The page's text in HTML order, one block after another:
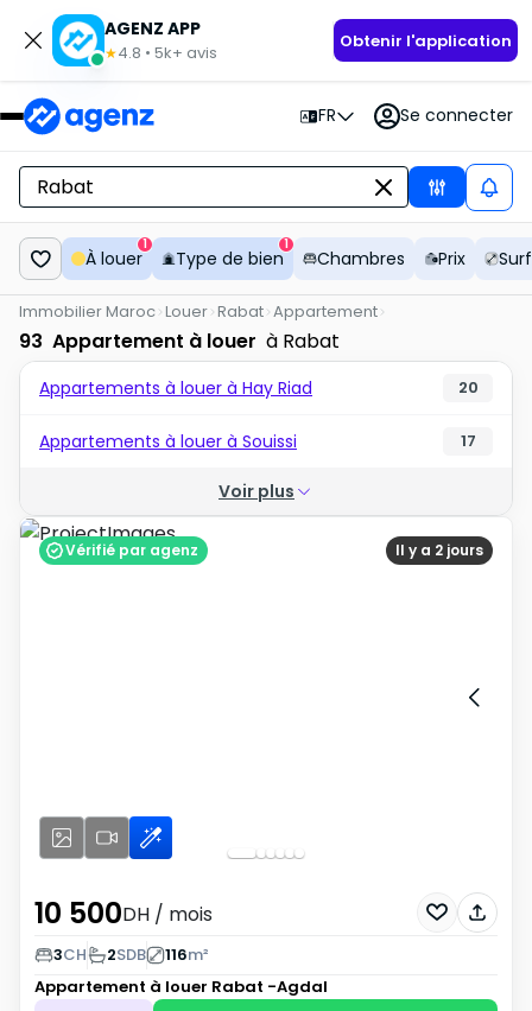
AGENZ APP
★4.8 • 5k+ avis
Obtenir l'application
FR Se connecter
À louer
1
Type de bien
1
Chambres Prix
Immobilier Maroc Louer Rabat Appartement
93 Appartement à louer à Rabat
Appartements à louer à Hay Riad 20
Appartements à louer à Souissi 17
Voir plus
Il y a 2 jours
Vérifié par agenz
10 500DH / mois
3CH 2SDB 116m²
Appartement à louer Rabat -Agdal